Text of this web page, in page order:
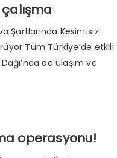
Şartlarında Kesintisiz
Tüm Türkiye’de etkili
da ulaşım ve
operasyonu!